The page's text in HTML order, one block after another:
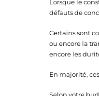
Lorsque le
défauts de
Certains sont
ou encore la
encore les
En majorité,